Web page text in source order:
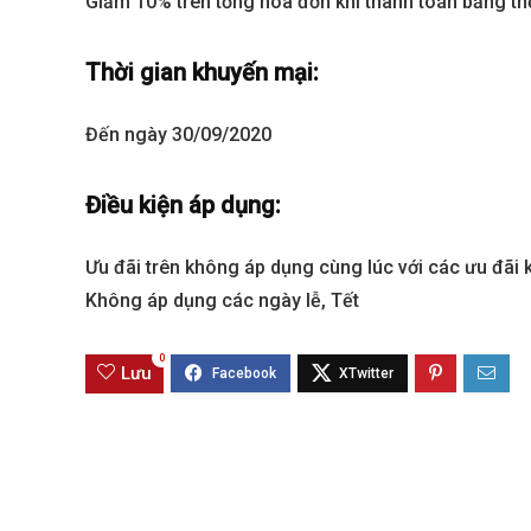
Thời gian khuyến mại:
Đến ngày 30/09/2020
Điều kiện áp dụng:
Ưu đãi trên không áp dụng cùng lúc với các ưu đãi
Không áp dụng các ngày lễ, Tết
Lưu
0